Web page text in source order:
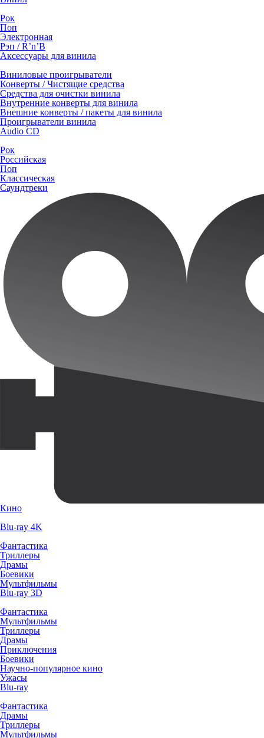
Рок
Поп
Электронная
Рэп / R’n’B
Аксессуары для винила
Виниловые проигрыватели
Конверты / Чистящие средства
Средства для очистки винила
Внутренние конверты для винила
Внешние конверты / пакеты для винила
Проигрыватели винила
Audio CD
Рок
Российская
Поп
Классическая
Саундтреки
Кино
Blu-ray 4K
Фантастика
Триллеры
Драмы
Боевики
Мультфильмы
Blu-ray 3D
Фантастика
Мультфильмы
Триллеры
Драмы
Приключения
Боевики
Научно-популярное кино
Ужасы
Blu-ray
Фантастика
Драмы
Триллеры
Мультфильмы